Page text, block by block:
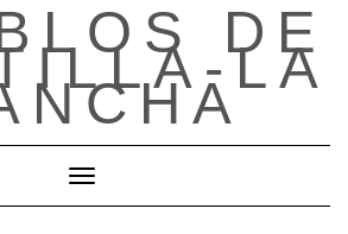
DE
LA
Cambiar modo de navegación